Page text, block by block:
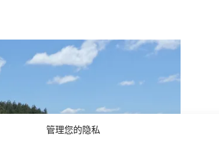
管理您的隐私